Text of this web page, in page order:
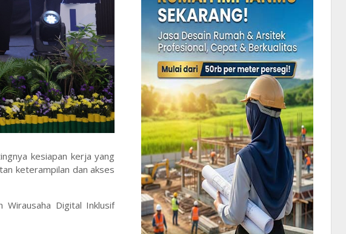
kesiapan kerja yang
keterampilan dan akses
Wirausaha Digital Inklusif